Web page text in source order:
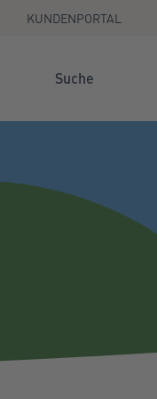
KUNDENPORTAL
Suche